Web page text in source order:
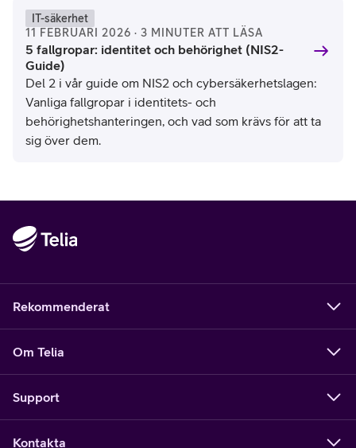
IT-säkerhet
11 FEBRUARI 2026 · 3 MINUTER ATT LÄSA
5 fallgropar: identitet och behörighet (NIS2-
Guide)
Del 2 i vår guide om NIS2 och cybersäkerhetslagen:
Vanliga fallgropar i identitets- och
behörighetshanteringen, och vad som krävs för att ta
sig över dem.
Rekommenderat
Om Telia
Support
Kontakta